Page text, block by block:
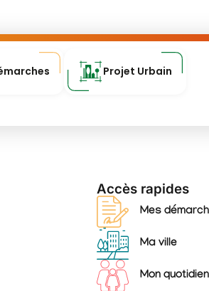
Projet Urbain
Accès rapides
Mes
Ma ville
Mon quotidien